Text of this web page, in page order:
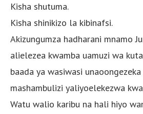
Kisha shutuma.
Kisha shinikizo la kibinafsi.
Akizungumza hadharani mnamo
alielezea kwamba uamuzi wa
baada ya wasiwasi
mashambulizi yaliyoelekezwa
Watu walio karibu na hali hiyo